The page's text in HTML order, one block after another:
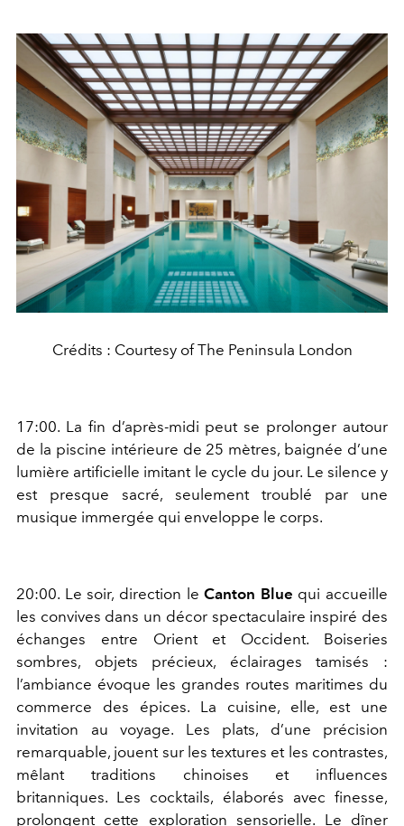
Crédits : Courtesy of The Peninsula London
17:00. La fin d’après-midi peut se prolonger autour
de la piscine intérieure de 25 mètres, baignée d’une
lumière artificielle imitant le cycle du jour. Le silence y
est presque sacré, seulement troublé par une
musique immergée qui enveloppe le corps.
20:00. Le soir, direction leCanton Blue qui accueille
les convives dans un décor spectaculaire inspiré des
échanges entre Orient et Occident. Boiseries
sombres, objets précieux, éclairages tamisés :
l’ambiance évoque les grandes routes maritimes du
commerce des épices. La cuisine, elle, est une
invitation au voyage. Les plats, d’une précision
remarquable, jouent sur les textures et les contrastes,
mêlant traditions chinoises et influences
britanniques. Les cocktails, élaborés avec finesse,
prolongent cette exploration sensorielle. Le dîner